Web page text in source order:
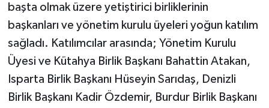
başta olmak üzere yetiştirici birliklerinin
başkanları ve yönetim kurulu üyeleri yoğun katılım
sağladı. Katılımcılar arasında; Yönetim Kurulu
Üyesi ve Kütahya Birlik Başkanı Bahattin Atakan,
Isparta Birlik Başkanı Hüseyin Sarıdaş, Denizli
Birlik Başkanı Kadir Özdemir, Burdur Birlik Başkanı